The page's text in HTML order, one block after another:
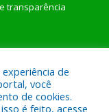
transparência
de
você
de cookies.
é feito, acesse